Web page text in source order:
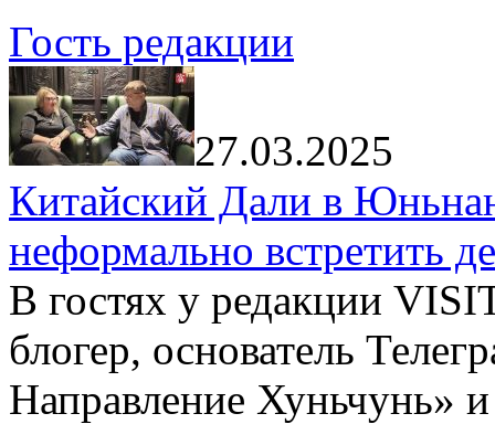
Гость редакции
27.03.2025
Китайский Дали в
неформально встретить
В гостях у редакции
блогер, основатель
Направление Хуньчунь»